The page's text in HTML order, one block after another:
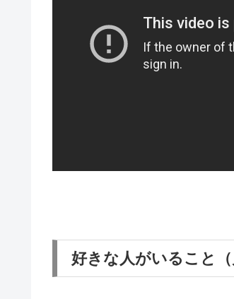
好きな人がいること